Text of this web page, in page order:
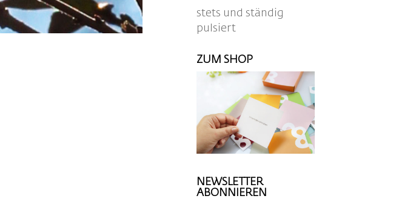
stets und ständig
pulsiert
ZUM SHOP
NEWSLETTER
ABONNIEREN